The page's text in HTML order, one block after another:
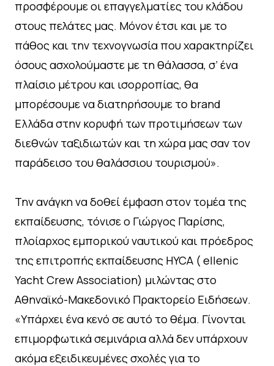
προσφέρουμε οι επαγγελματίες του κλάδου
στους πελάτες μας. Μόνον έτσι και με το
πάθος και την τεχνογνωσία που χαρακτηρίζει
όσους ασχολούμαστε με τη θάλασσα, σ’ ένα
πλαίσιο μέτρου και ισορροπίας, θα
μπορέσουμε να διατηρήσουμε το brand
Ελλάδα στην κορυφή των προτιμήσεων των
διεθνών ταξιδιωτών και τη χώρα μας σαν τον
παράδεισο του θαλάσσιου τουρισμού».
Την ανάγκη να δοθεί έμφαση στον τομέα της
εκπαίδευσης, τόνισε ο Γιώργος Παρίσης,
πλοίαρχος εμπορικού ναυτικού και πρόεδρος
της επιτροπής εκπαίδευσης HYCA ( ellenic
Yacht Crew Association) μιλώντας στο
Αθηναϊκό-Μακεδονικό Πρακτορείο Ειδήσεων.
«Υπάρχει ένα κενό σε αυτό το θέμα. Γίνονται
επιμορφωτικά σεμινάρια αλλά δεν υπάρχουν
ακόμα εξειδικευμένες σχολές για το